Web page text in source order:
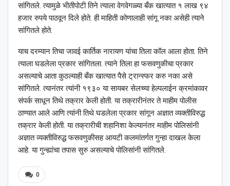
सांगितले. त्यामुळे भीतीपोटी तिने त्याला वेगवेगळ्या बँक खात्यात १ लाख ९४
हजार रुपये पाठवून दिले होते. ही माहिती कोणालाही सांगू नका असेही त्याने
सांगितले होते.
याच दरम्यान तिचा जावई कार्तिक नारायण यांचा तिला कॉल आला होता. तिने
त्याला घडलेला प्रकार सांगितला. त्याने तिला हा फसवणुकीचा प्रकार
असल्याचे आता कुठल्याही बँक खात्यात पैसे ट्रान्स्फर करु नका असे
सांगितले. त्यानंतर त्यांनी १९३० या सायबर सेलच्या हेल्पलाईन क्रमांकावर
संपर्क साधून तिथे तक्रार केली होती. या तक्रारीनंतर ते माहीम पोलीस
ठाण्यात आले आणि त्यांनी तिथे घडलेला प्रकार सांगून अज्ञात व्यक्तीविरुद्ध
तक्रार केली होती. या तक्रारीची शहानिशा केल्यानंतर माहीम पोलिसांनी
अज्ञात व्यक्तीविरुद्ध फसवणुकीसह आयटी कलमांतर्गत गुन्हा दाखल केला
आहे. या गुन्ह्यांचा तपास सुरु असल्याचे पोलिसांनी सांगितले.
0